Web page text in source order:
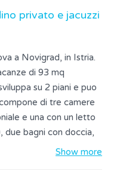
privato e jacuzzi
a Novigrad, in Istria.
di 93 mq
su 2 piani e puo
di tre camere
e una con un letto
due bagni con doccia,
(lavastoviglie,
Show more